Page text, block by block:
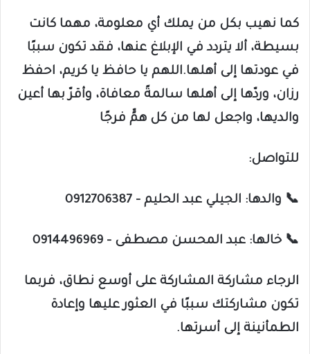
كما نهيب بكل من يملك أي معلومة، مهما كانت
بسيطة، ألا يتردد في الإبلاغ عنها، فقد تكون سببًا
في عودتها إلى أهلها.اللهم يا حافظ يا كريم، احفظ
رزان، وردّها إلى أهلها سالمةً معافاة، وأقرّ بها أعين
والديها، واجعل لها من كل همٍّ فرجًا
للتواصل:
📞 والدها: الجيلي عبد الحليم – 0912706387
📞 خالها: عبد المحسن مصطفى – 0914496969
الرجاء مشاركة المشاركة على أوسع نطاق، فربما
تكون مشاركتك سببًا في العثور عليها وإعادة
الطمأنينة إلى أسرتها.